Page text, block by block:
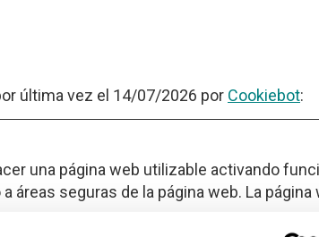
última vez el 14/07/2026 por Cookiebot:
una página web utilizable activando
áreas seguras de la página web. La